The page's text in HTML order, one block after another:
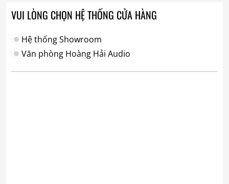
VUI LÒNG CHỌN HỆ THỐNG CỬA HÀNG
Hệ thống Showroom
Văn phòng Hoàng Hải Audio